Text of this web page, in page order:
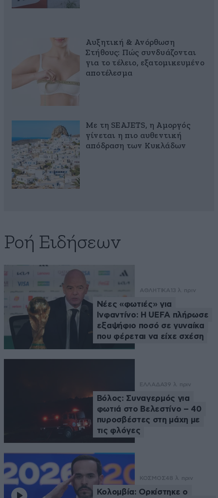
Αυξητική & Ανόρθωση
Στήθους: Πώς συνδυάζονται
για το τέλειο, εξατομικευμένο
αποτέλεσμα
Με τη SEAJETS, η Αμοργός
γίνεται η πιο αυθεντική
απόδραση των Κυκλάδων
Ροή Ειδήσεων
ΑΘΛΗΤΙΚΑ 13 λ. πριν
Νέες «φωτιές» για
Ινφαντίνο: Η UEFA πλήρωσε
εξαψήφιο ποσό σε γυναίκα
που φέρεται να είχε σχέση
ΕΛΛΑΔΑ39 λ. πριν
Βόλος: Συναγερμός για
φωτιά στο Βελεστίνο – 40
πυροσβέστες στη μάχη με
τις φλόγες
ΚΟΣΜΟΣ48 λ. πριν
Κολομβία: Ορκίστηκε ο